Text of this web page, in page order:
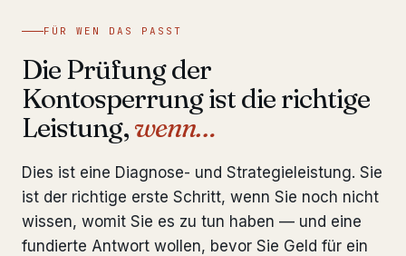
FÜR WEN DAS PASST
Die Prüfung der
Kontosperrung ist die richtige
Leistung,wenn…
Dies ist eine Diagnose- und Strategieleistung. Sie
ist der richtige erste Schritt, wenn Sie noch nicht
wissen, womit Sie es zu tun haben — und eine
fundierte Antwort wollen, bevor Sie Geld für ein